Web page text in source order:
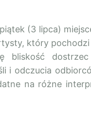
(3 lipca)
który
bliskość
i odczucia
na różne